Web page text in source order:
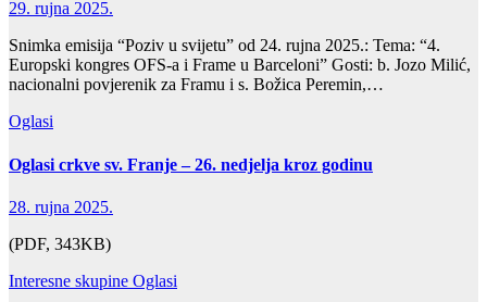
29. rujna 2025.
Snimka emisija “Poziv u svijetu” od 24. rujna 2025.: Tema: “4.
Europski kongres OFS-a i Frame u Barceloni” Gosti: b. Jozo Milić,
nacionalni povjerenik za Framu i s. Božica Peremin,…
Oglasi
Oglasi crkve sv. Franje – 26. nedjelja kroz godinu
28. rujna 2025.
(PDF, 343KB)
Interesne skupine Oglasi